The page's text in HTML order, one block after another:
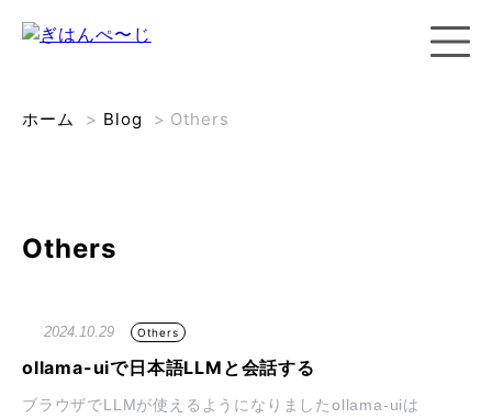
ホーム > Blog > Others
Others
2024.10.29 Others
ollama-uiで日本語LLMと会話する
ブラウザでLLMが使えるようになりましたollama-uiは